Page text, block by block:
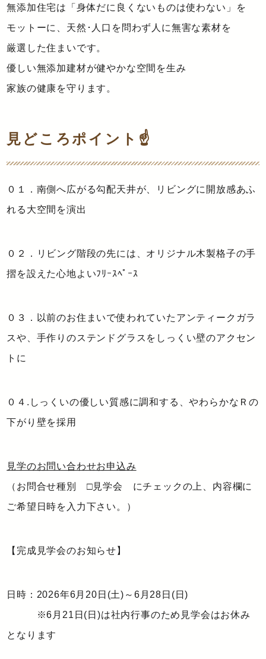
無添加住宅は「身体だに良くないものは使わない」を
モットーに、天然･人口を問わず人に無害な素材を
厳選した住まいです。
優しい無添加建材が健やかな空間を生み
家族の健康を守ります。
見どころポイント☝
０１．南側へ広がる勾配天井が、リビングに開放感あふ
れる大空間を演出
０２．リビング階段の先には、オリジナル木製格子の手
摺を設えた心地よいﾌﾘｰｽﾍﾟｰｽ
０３．以前のお住まいで使われていたアンティークガラ
スや、手作りのステンドグラスをしっくい壁のアクセン
トに
０４.しっくいの優しい質感に調和する、やわらかなＲの
下がり壁を採用
見学のお問い合わせお申込み
（お問合せ種別 □見学会 にチェックの上、内容欄に
ご希望日時を入力下さい。）
【完成見学会のお知らせ】
日時：2026年6月20日(土)～6月28日(日)
※6月21日(日)は社内行事のため見学会はお休み
となります